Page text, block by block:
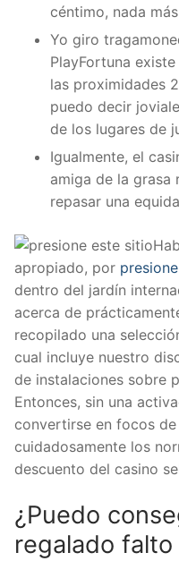
céntimo, nada
Yo giro
PlayFortuna
las proximidades
puedo decir
de los lugares de
Igualmente, el
amiga de la grasa
repasar una
apropiado, por
dentro del jardí­n
acerca de
recopilado una
cual incluye nuestro
de instalaciones sobre
Entonces, sin una
convertirse en focos
cuidadosamente los
descuento del casino
¿Puedo
regalado falto